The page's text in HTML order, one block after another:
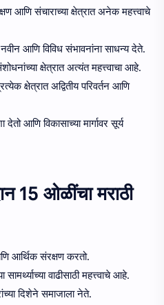
आणि संचाराच्या क्षेत्रात अनेक महत्त्वाचे
आणि विविध संभावनांना साधन्य देते.
क्षेत्रात अत्यंत महत्त्वाचा आहे.
क्षेत्रात अद्वितीय परिवर्तन आणि
आणि विकासाच्या मार्गावर सूर्य
15 ओळींचा मराठी
आर्थिक संरक्षण करतो.
वाढीसाठी महत्त्वाचे आहे.
दिशेने समाजाला नेते.